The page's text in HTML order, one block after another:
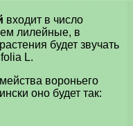
входит в число
лилейные, в
будет звучать
L.
вороньего
оно будет так: